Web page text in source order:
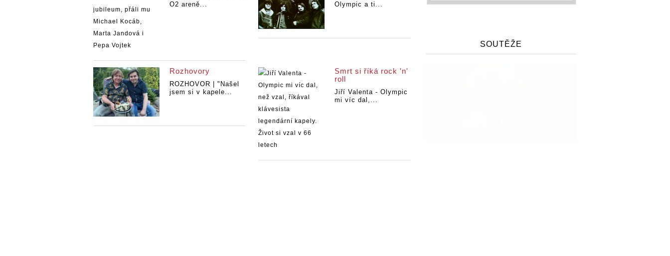
O2 areně...
Olympic a ti...
Rozhovory
ROZHOVOR | "Našel
jsem si v kapele...
Smrt si říká rock 'n'
roll
Jiří Valenta - Olympic
mi víc dal,...
SOUTĚŽE